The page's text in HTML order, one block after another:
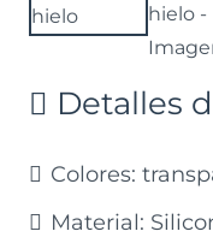
Detalles
Colores:
Material: